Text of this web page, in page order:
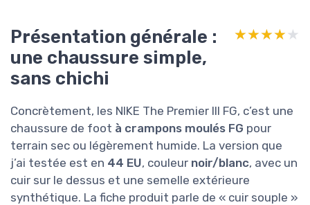
Présentation générale :
une chaussure simple,
sans chichi
★★★★★
★★★★★
Concrètement, les NIKE The Premier III FG, c’est une
chaussure de foot à crampons moulés FG pour
terrain sec ou légèrement humide. La version que
j’ai testée est en 44 EU, couleur noir/blanc, avec un
cuir sur le dessus et une semelle extérieure
synthétique. La fiche produit parle de « cuir souple »